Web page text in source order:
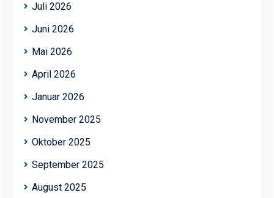
Juli 2026
Juni 2026
Mai 2026
April 2026
Januar 2026
November 2025
Oktober 2025
September 2025
August 2025